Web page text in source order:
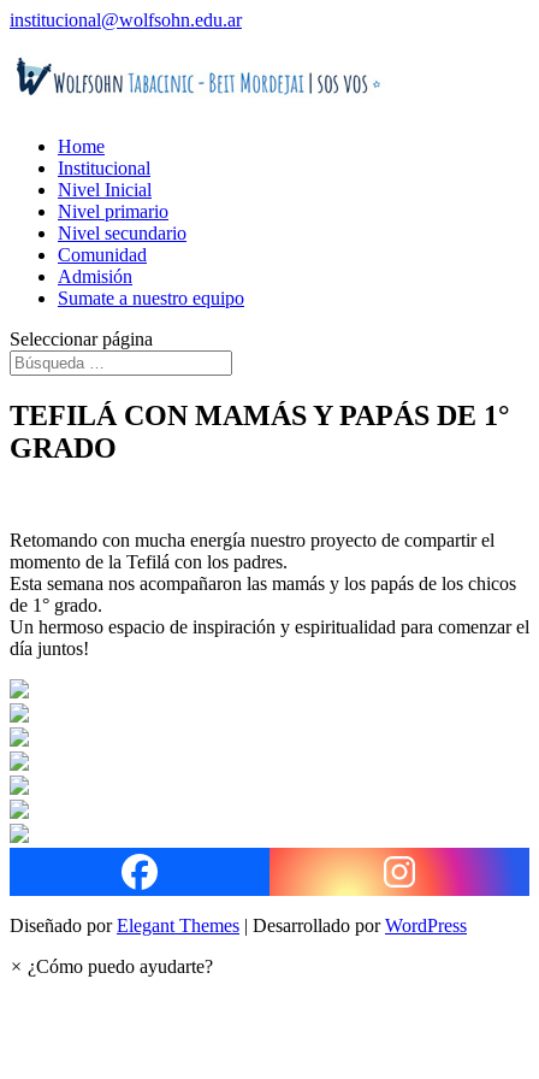
institucional@wolfsohn.edu.ar
Home
Institucional
Nivel Inicial
Nivel primario
Nivel secundario
Comunidad
Admisión
Sumate a nuestro equipo
Seleccionar página
TEFILÁ CON MAMÁS Y PAPÁS DE 1°
GRADO
Retomando con mucha energía nuestro proyecto de compartir el
momento de la Tefilá con los padres.
Esta semana nos acompañaron las mamás y los papás de los chicos
de 1° grado.
Un hermoso espacio de inspiración y espiritualidad para comenzar el
día juntos!
Diseñado porElegant Themes | Desarrollado porWordPress
× ¿Cómo puedo ayudarte?